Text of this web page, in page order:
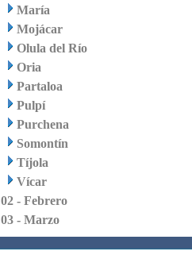
María
Mojácar
Olula del Río
Oria
Partaloa
Pulpí
Purchena
Somontín
Tíjola
Vícar
02 - Febrero
03 - Marzo